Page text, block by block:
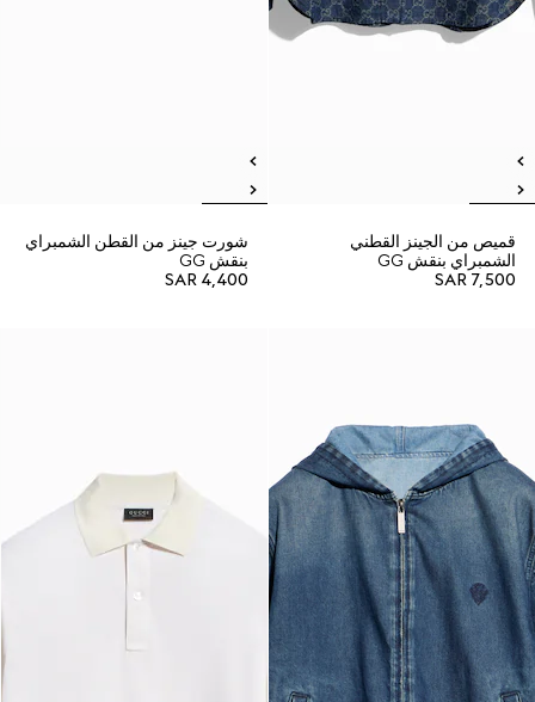
قميص من الجينز القطني
الشمبراي بنقش GG
SAR 7,500
شورت جينز من القطن الشمبراي
بنقش GG
SAR 4,400